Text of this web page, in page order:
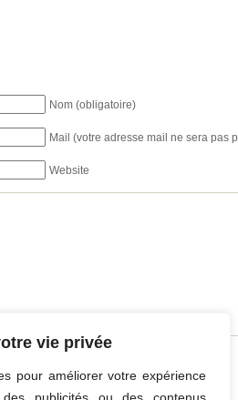
vie privée
pour améliorer votre expérience
Nom (obligatoire)
Mail (votre adresse mail ne sera pas
Website